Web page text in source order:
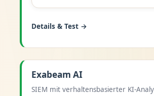
Details & Test →
Exabeam AI
SIEM mit verhaltensbasierter KI-